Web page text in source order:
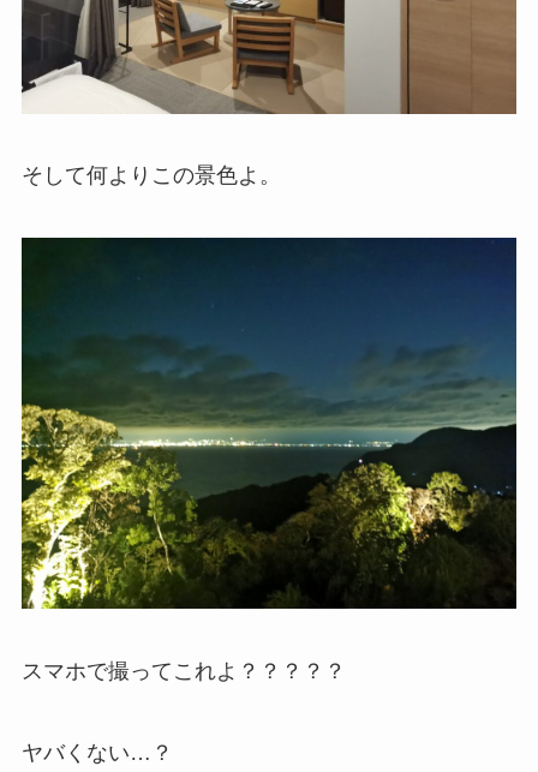
そして何よりこの景色よ。
スマホで撮ってこれよ？？？？？
ヤバくない…？